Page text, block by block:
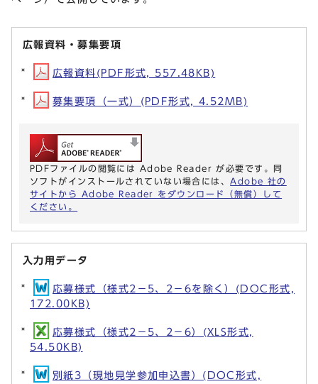
広報資料・募集要項
広報資料(PDF形式, 557.48KB)
募集要項（一式）(PDF形式, 4.52MB)
PDFファイルの閲覧には Adobe Reader が必要です。同
ソフトがインストールされていない場合には、 Adobe 社の
サイトから Adobe Reader をダウンロード（無償）して
ください。
入力用データ
応募様式（様式2－5、2－6を除く）(DOC形式,
172.00KB)
応募様式（様式2－5、2－6）(XLS形式,
54.50KB)
別紙3（現地見学参加申込書）(DOC形式,